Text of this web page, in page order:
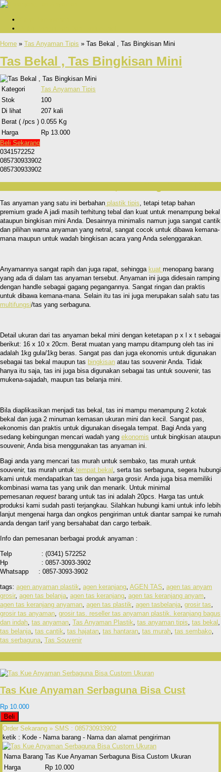
Home » Tas Anyaman Tipis » Tas Bekal , Tas Bingkisan Mini
Tas Bekal , Tas Bingkisan Mini
Kategori
Tas Anyaman Tipis
Stok
100
Di lihat
207 kali
Berat ( /pcs ) 0.055 Kg
Harga
Rp 13.000
Beli Sekarang
0341572252
085730933902
085730933902
Tas anyaman yang satu ini berbahan plastik tipis, tetapi tetap bahan
premium grade A jadi masih terhitung tebal dan kuat untuk menampung bekal
ataupun bingkisan mini Anda. Desainnya minimalis namun juga sangat cantik
dan pilihan warna anyaman yang netral, sangat cocok untuk dibawa kemana-
mana maupun untuk wadah bingkisan acara yang Anda selenggarakan.
Anyamannya sangat rapih dan juga rapat, sehingga kuat menopang barang
yang ada di dalam tas anyaman tersebut. Anyaman ini juga didesain ramping
dengan handle sebagai gagang pegangannya. Sangat ringan dan praktis
untuk dibawa kemana-mana. Selain itu tas ini juga merupakan salah satu tas
multifungsi/tas yang serbaguna.
Detail ukuran dari tas anyaman bekal mini dengan ketetapan p x l x t sebagai
berikut: 16 x 10 x 20cm. Berat muatan yang mampu ditampung oleh tas ini
adalah 1kg gula/1kg beras. Sangat pas dan juga ekonomis untuk digunakan
sebagai tas bekal maupun tas bingkisan atau tas souvenir Anda. Tidak
hanya itu saja, tas ini juga bisa digunakan sebagai tas untuk souvenir, tas
mukena-sajadah, maupun tas belanja mini.
Bila diaplikasikan menjadi tas bekal, tas ini mampu menampung 2 kotak
bekal dan juga 2 minuman kemasan ukuran mini dan kecil. Sangat pas,
ekonomis dan praktis untuk digunakan disegala tempat. Bagi Anda yang
sedang kebingungan mencari wadah yang ekonomis untuk bingkisan ataupun
souvenir, Anda bisa menggunakan tas anyaman ini.
Bagi anda yang mencari tas murah untuk sembako, tas murah untuk
souvenir, tas murah untuk tempat bekal , serta tas serbaguna, segera hubungi
kami untuk mendapatkan tas dengan harga grosir. Anda juga bisa memiliki
kombinasi warna tas yang unik dan menarik. Untuk minimal
pemesanan request barang untuk tas ini adalah 20pcs. Harga tas untuk
produksi kami sudah pasti terjangkau. Silahkan hubungi kami untuk info lebih
lanjut mengenai harga dan ongkos pengiriman untuk diantar sampai ke rumah
anda dengan tarif yang bersahabat dan cargo terbaik.
Info dan pemesanan berbagai produk anyaman :
Telp : (0341) 572252
Hp : 0857-3093-3902
Whatsapp : 0857-3093-3902
tags: agen anyaman plastik, agen keranjang, AGEN TAS, agen tas anyam
grosir, agen tas belanja, agen tas keranjang, agen tas keranjang anyam,
agen tas keranjang anyaman, agen tas plastik, agen tasbelanja, grosir tas,
grosir tas anyaman, grosir tas. reseller tas anyaman plastik. keranjang bagus
dan indah, tas anyaman, Tas Anyaman Plastik, tas anyaman tipis, tas bekal ,
tas belanja, tas cantik, tas hajatan, tas hantaran, tas murah, tas sembako,
tas serbaguna, Tas Souvenir
Tas Kue Anyaman Serbaguna Bisa Cust
Rp 10.000
Beli
Order Sekarang » SMS : 085730933902
ketik : Kode - Nama barang - Nama dan alamat pengiriman
Nama Barang Tas Kue Anyaman Serbaguna Bisa Custom Ukuran
Harga
Rp 10.000